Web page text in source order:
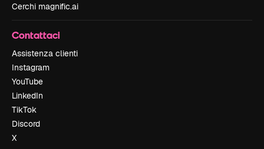
Cerchi magnific.ai
Contattaci
Assistenza clienti
Instagram
YouTube
LinkedIn
TikTok
Discord
X